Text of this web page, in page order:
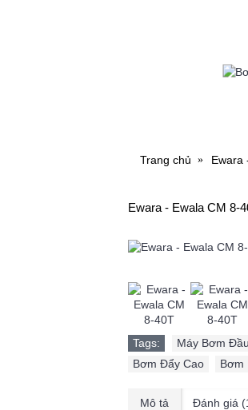
Trang chủ Ewara
Ewara - Ewala CM 8-
Tags: Máy Bơm
Bơm Đẩy Cao
Bơm
Mô tả Đánh giá